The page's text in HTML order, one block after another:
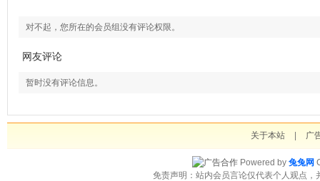
对不起，您所在的会员组没有评论权限。
网友评论
暂时没有评论信息。
关于本站 广
Powered by 兔兔网
免责声明：站内会员言论仅代表个人观点